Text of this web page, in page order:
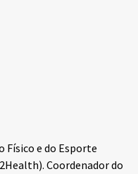
Físico e do Esporte
Coordenador do